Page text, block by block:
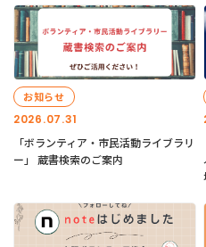
2026.07.31
お知らせ
「ボランティア・市民活動ライブラリ
ー」 蔵書検索のご案内